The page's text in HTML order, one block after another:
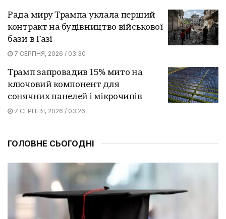
Рада миру Трампа уклала перший
контракт на будівництво військової
бази в Газі
7 СЕРПНЯ, 2026 / 03:30
Трамп запровадив 15% мито на
ключовий компонент для
сонячних панелей і мікрочипів
7 СЕРПНЯ, 2026 / 03:26
ГОЛОВНЕ СЬОГОДНІ